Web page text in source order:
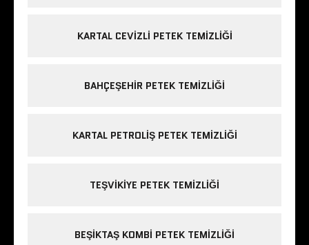
KARTAL CEVIZLI PETEK TEMIZLIĞI
BAHÇEŞEHIR PETEK TEMIZLIĞI
KARTAL PETROLIŞ PETEK TEMIZLIĞI
TEŞVIKIYE PETEK TEMIZLIĞI
BEŞIKTAŞ KOMBI PETEK TEMIZLIĞI